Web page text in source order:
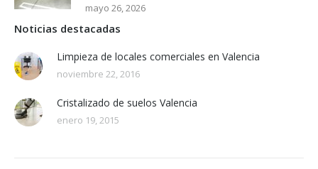
mayo 26, 2026
Noticias destacadas
Limpieza de locales comerciales en Valencia
noviembre 22, 2016
Cristalizado de suelos Valencia
enero 19, 2015